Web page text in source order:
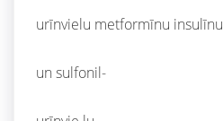
urīnvielu metformīnu insulīnu
un sulfonil-